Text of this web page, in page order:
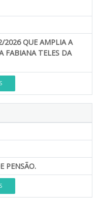
2026 QUE AMPLIA A
FABIANA TELES DA
PENSÃO.